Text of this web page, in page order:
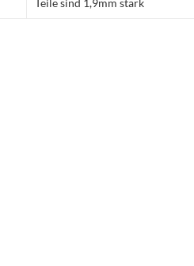
Teile sind 1,9mm stark